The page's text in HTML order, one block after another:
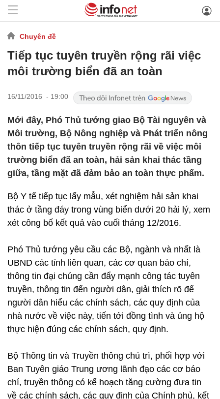
Chuyên đề
Tiếp tục tuyên truyền rộng rãi việc
môi trường biển đã an toàn
16/11/2016 - 19:00
Mới đây, Phó Thủ tướng giao Bộ Tài nguyên và
Môi trường, Bộ Nông nghiệp và Phát triển nông
thôn tiếp tục tuyên truyền rộng rãi về việc môi
trường biển đã an toàn, hải sản khai thác tầng
giữa, tầng mặt đã đảm bảo an toàn thực phẩm.
Bộ Y tế tiếp tục lấy mẫu, xét nghiệm hải sản khai
thác ở tầng đáy trong vùng biển dưới 20 hải lý, xem
xét công bố kết quả vào cuối tháng 12/2016.
Phó Thủ tướng yêu cầu các Bộ, ngành và nhất là
UBND các tỉnh liên quan, các cơ quan báo chí,
thông tin đại chúng cần đẩy mạnh công tác tuyên
truyền, thông tin đến người dân, giải thích rõ để
người dân hiểu các chính sách, các quy định của
nhà nước về việc này, tiến tới đồng tình và ủng hộ
thực hiện đúng các chính sách, quy định.
Bộ Thông tin và Truyền thông chủ trì, phối hợp với
Ban Tuyên giáo Trung ương lãnh đạo các cơ báo
chí, truyền thông có kế hoạch tăng cường đưa tin
về các chính sách, các quy định của Chính phủ, kết